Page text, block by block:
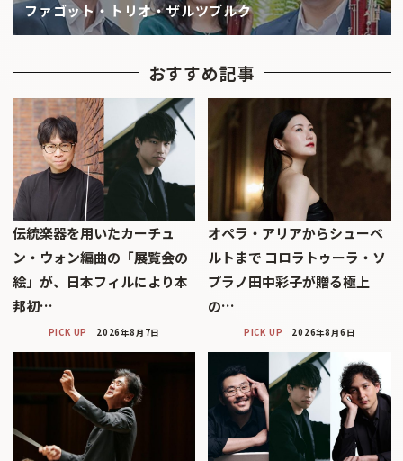
ファゴット・トリオ・ザルツブルク
おすすめ記事
伝統楽器を用いたカーチュ
ン・ウォン編曲の「展覧会の
絵」が、日本フィルにより本
邦初…
PICK UP 2026年8月7日
オペラ・アリアからシューベ
ルトまで コロラトゥーラ・ソ
プラノ田中彩子が贈る極上
の…
PICK UP 2026年8月6日